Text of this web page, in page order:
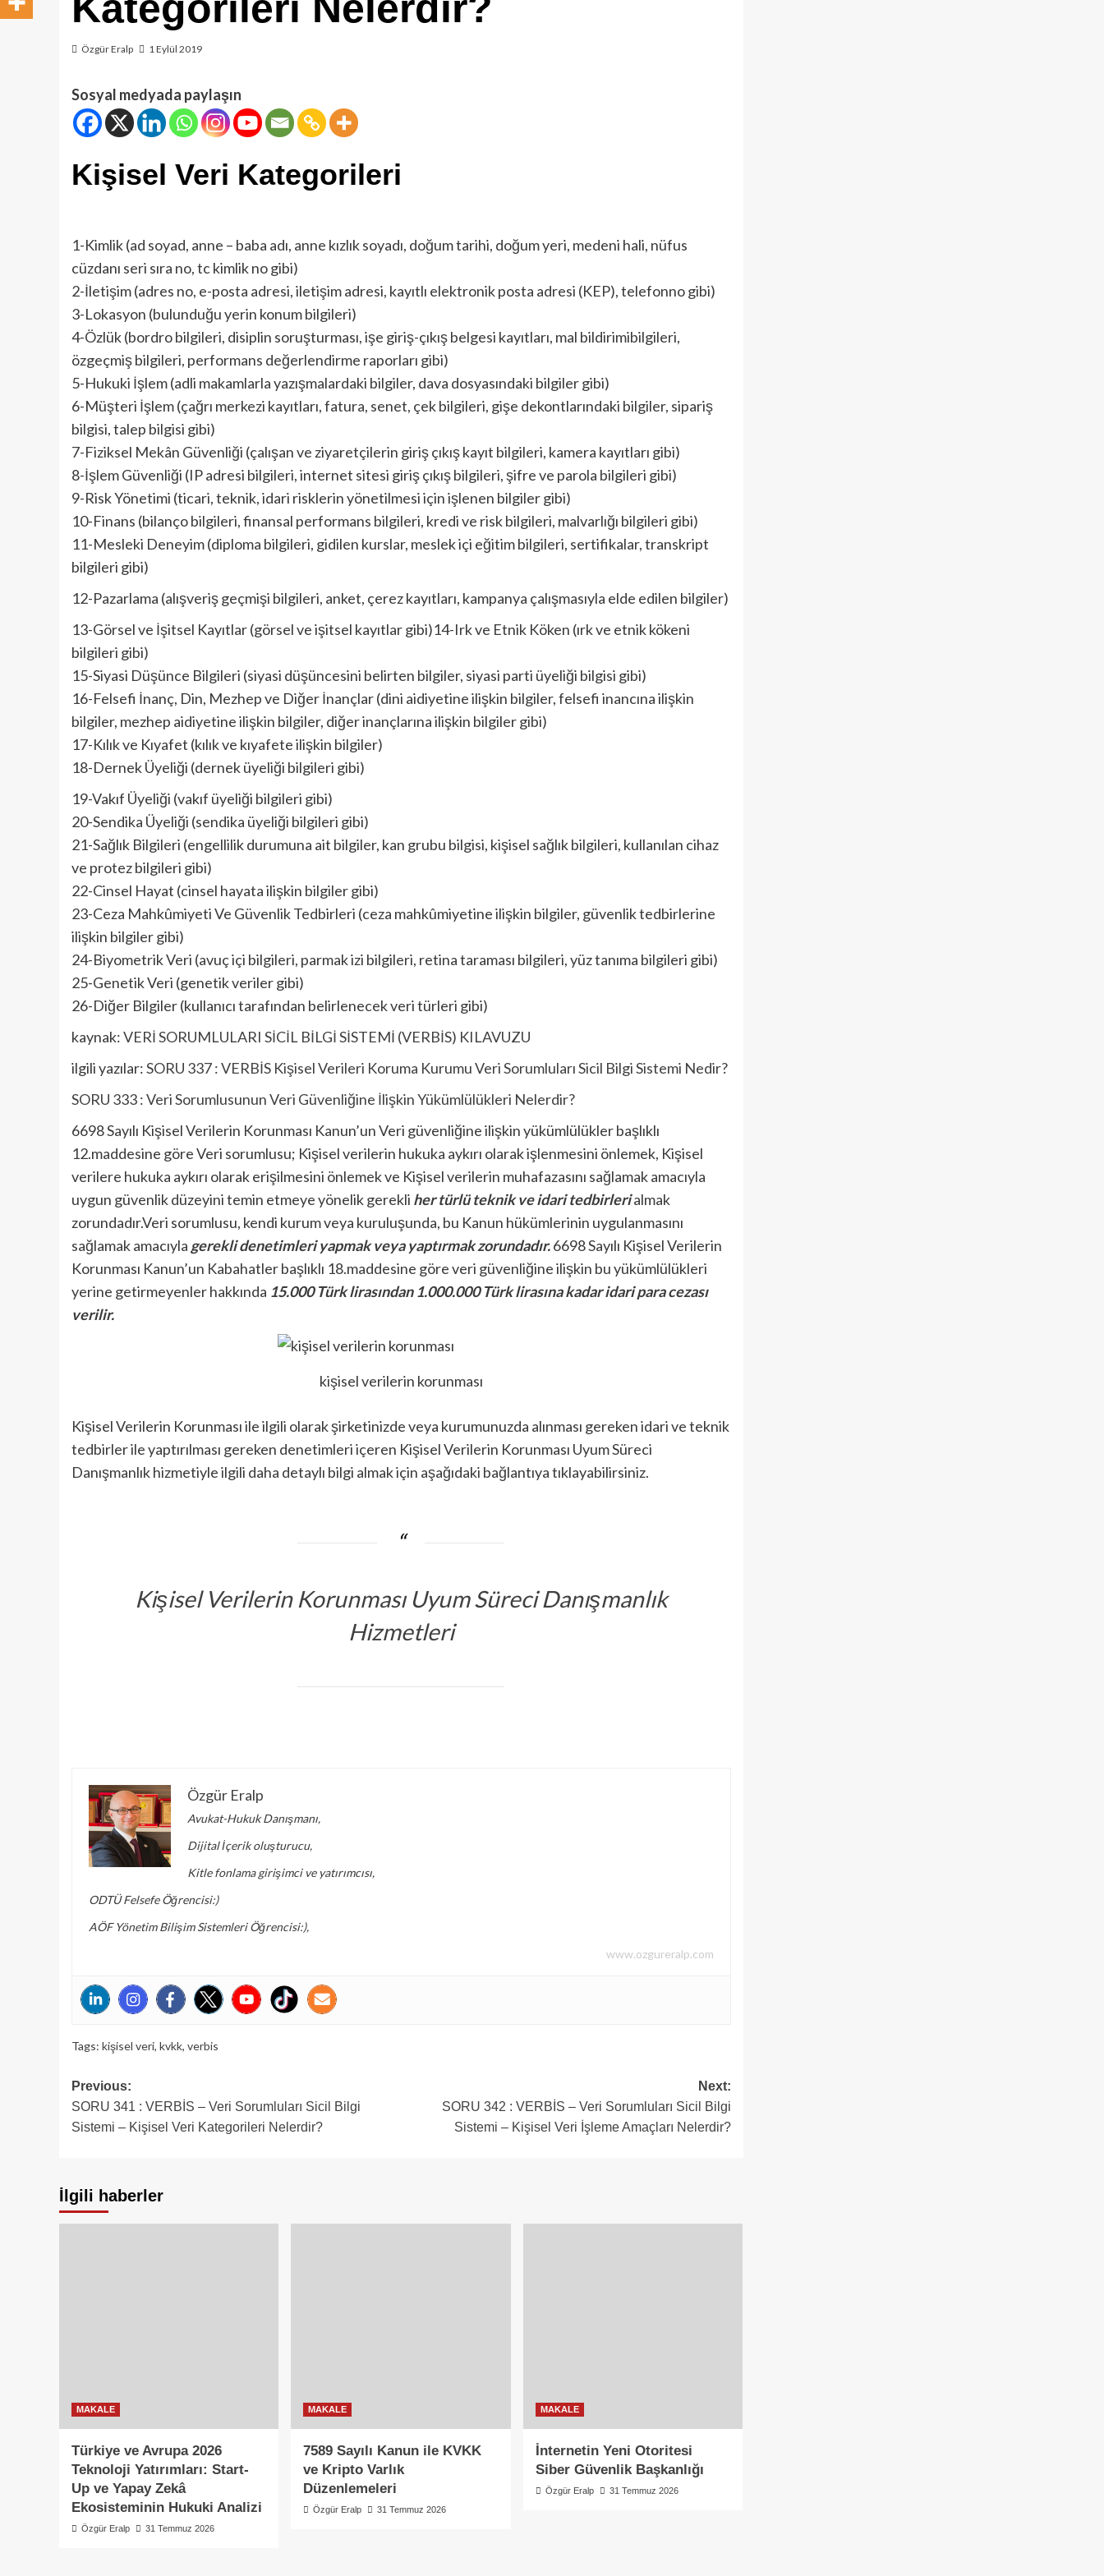
Özgür Eralp 1 Eylül 2019
Sosyal medyada paylaşın
Kişisel Veri Kategorileri
1-Kimlik (ad soyad, anne – baba adı, anne kızlık soyadı, doğum tarihi, doğum yeri, medeni hali, nüfus
cüzdanı seri sıra no, tc kimlik no gibi)
2-İletişim (adres no, e-posta adresi, iletişim adresi, kayıtlı elektronik posta adresi (KEP), telefonno gibi)
3-Lokasyon (bulunduğu yerin konum bilgileri)
4-Özlük (bordro bilgileri, disiplin soruşturması, işe giriş-çıkış belgesi kayıtları, mal bildirimibilgileri,
özgeçmiş bilgileri, performans değerlendirme raporları gibi)
5-Hukuki İşlem (adli makamlarla yazışmalardaki bilgiler, dava dosyasındaki bilgiler gibi)
6-Müşteri İşlem (çağrı merkezi kayıtları, fatura, senet, çek bilgileri, gişe dekontlarındaki bilgiler, sipariş
bilgisi, talep bilgisi gibi)
7-Fiziksel Mekân Güvenliği (çalışan ve ziyaretçilerin giriş çıkış kayıt bilgileri, kamera kayıtları gibi)
8-İşlem Güvenliği (IP adresi bilgileri, internet sitesi giriş çıkış bilgileri, şifre ve parola bilgileri gibi)
9-Risk Yönetimi (ticari, teknik, idari risklerin yönetilmesi için işlenen bilgiler gibi)
10-Finans (bilanço bilgileri, finansal performans bilgileri, kredi ve risk bilgileri, malvarlığı bilgileri gibi)
11-Mesleki Deneyim (diploma bilgileri, gidilen kurslar, meslek içi eğitim bilgileri, sertifikalar, transkript
bilgileri gibi)
12-Pazarlama (alışveriş geçmişi bilgileri, anket, çerez kayıtları, kampanya çalışmasıyla elde edilen bilgiler)
13-Görsel ve İşitsel Kayıtlar (görsel ve işitsel kayıtlar gibi)14-Irk ve Etnik Köken (ırk ve etnik kökeni
bilgileri gibi)
15-Siyasi Düşünce Bilgileri (siyasi düşüncesini belirten bilgiler, siyasi parti üyeliği bilgisi gibi)
16-Felsefi İnanç, Din, Mezhep ve Diğer İnançlar (dini aidiyetine ilişkin bilgiler, felsefi inancına ilişkin
bilgiler, mezhep aidiyetine ilişkin bilgiler, diğer inançlarına ilişkin bilgiler gibi)
17-Kılık ve Kıyafet (kılık ve kıyafete ilişkin bilgiler)
18-Dernek Üyeliği (dernek üyeliği bilgileri gibi)
19-Vakıf Üyeliği (vakıf üyeliği bilgileri gibi)
20-Sendika Üyeliği (sendika üyeliği bilgileri gibi)
21-Sağlık Bilgileri (engellilik durumuna ait bilgiler, kan grubu bilgisi, kişisel sağlık bilgileri, kullanılan cihaz
ve protez bilgileri gibi)
22-Cinsel Hayat (cinsel hayata ilişkin bilgiler gibi)
23-Ceza Mahkûmiyeti Ve Güvenlik Tedbirleri (ceza mahkûmiyetine ilişkin bilgiler, güvenlik tedbirlerine
ilişkin bilgiler gibi)
24-Biyometrik Veri (avuç içi bilgileri, parmak izi bilgileri, retina taraması bilgileri, yüz tanıma bilgileri gibi)
25-Genetik Veri (genetik veriler gibi)
26-Diğer Bilgiler (kullanıcı tarafından belirlenecek veri türleri gibi)
kaynak:VERİ SORUMLULARI SİCİL BİLGİ SİSTEMİ (VERBİS) KILAVUZU
ilgili yazılar:SORU 337 : VERBİS Kişisel Verileri Koruma Kurumu Veri Sorumluları Sicil Bilgi Sistemi Nedir?
SORU 333 : Veri Sorumlusunun Veri Güvenliğine İlişkin Yükümlülükleri Nelerdir?
6698 Sayılı Kişisel Verilerin Korunması Kanun’un Veri güvenliğine ilişkin yükümlülükler başlıklı
12.maddesine göre Veri sorumlusu; Kişisel verilerin hukuka aykırı olarak işlenmesini önlemek, Kişisel
verilere hukuka aykırı olarak erişilmesini önlemek ve Kişisel verilerin muhafazasını sağlamak amacıyla
uygun güvenlik düzeyini temin etmeye yönelik gerekli her türlü teknik ve idari tedbirlerialmak
zorundadır.Veri sorumlusu, kendi kurum veya kuruluşunda, bu Kanun hükümlerinin uygulanmasını
sağlamak amacıyla gerekli denetimleri yapmak veya yaptırmak zorundadır.6698 Sayılı Kişisel Verilerin
Korunması Kanun’un Kabahatler başlıklı 18.maddesine göre veri güvenliğine ilişkin bu yükümlülükleri
yerine getirmeyenler hakkında 15.000 Türk lirasından 1.000.000 Türk lirasına kadar idari para cezası
verilir.
kişisel verilerin korunması
Kişisel Verilerin Korunması ile ilgili olarak şirketinizde veya kurumunuzda alınması gereken idari ve teknik
tedbirler ile yaptırılması gereken denetimleri içeren Kişisel Verilerin Korunması Uyum Süreci
Danışmanlık hizmetiyle ilgili daha detaylı bilgi almak için aşağıdaki bağlantıya tıklayabilirsiniz.
Kişisel Verilerin Korunması Uyum Süreci Danışmanlık
Hizmetleri
Özgür Eralp
Avukat-Hukuk Danışmanı,
Dijital İçerik oluşturucu,
Kitle fonlama girişimci ve yatırımcısı,
ODTÜ Felsefe Öğrencisi:)
AÖF Yönetim Bilişim Sistemleri Öğrencisi:),
www.ozgureralp.com
Tags: kişisel veri, kvkk, verbis
Post
navigation
Previous:
SORU 341 : VERBİS – Veri Sorumluları Sicil Bilgi
Sistemi – Kişisel Veri Kategorileri Nelerdir?
Next:
SORU 342 : VERBİS – Veri Sorumluları Sicil Bilgi
Sistemi – Kişisel Veri İşleme Amaçları Nelerdir?
İlgili haberler
MAKALE
Türkiye ve Avrupa 2026
Teknoloji Yatırımları: Start-
Up ve Yapay Zekâ
Ekosisteminin Hukuki Analizi
Özgür Eralp 31 Temmuz 2026
MAKALE
7589 Sayılı Kanun ile KVKK
ve Kripto Varlık
Düzenlemeleri
Özgür Eralp 31 Temmuz 2026
MAKALE
İnternetin Yeni Otoritesi
Siber Güvenlik Başkanlığı
Özgür Eralp 31 Temmuz 2026